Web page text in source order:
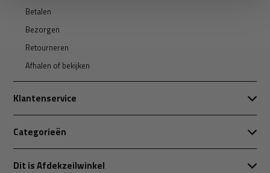
Betalen
Bezorgen
Retourneren
Afhalen of bekijken
Klantenservice
Categorieën
Dit is Afdekzeilwinkel